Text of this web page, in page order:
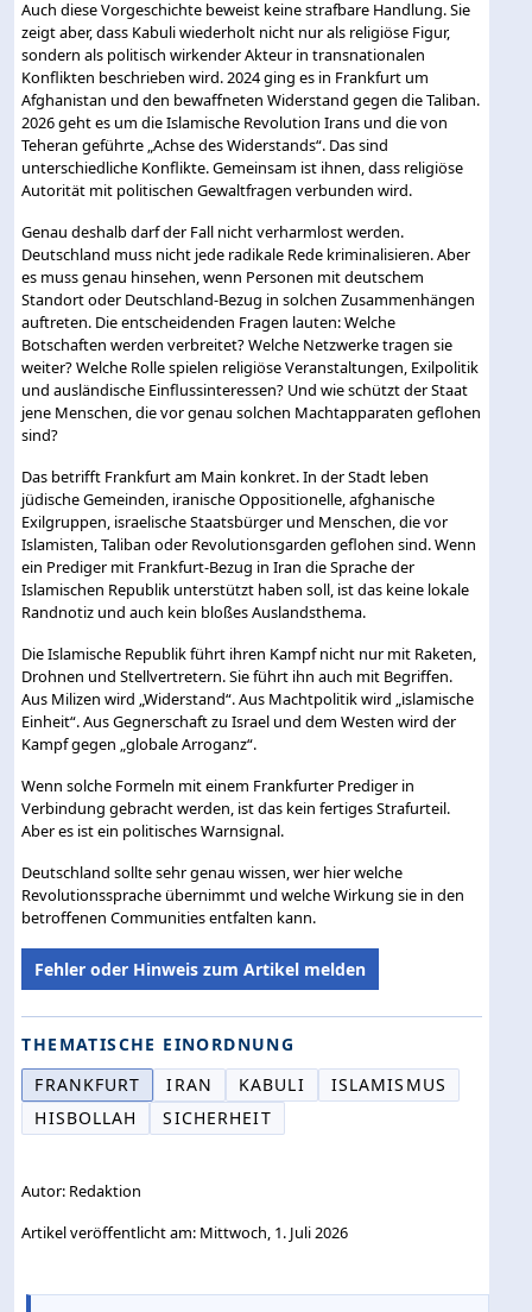
Auch diese Vorgeschichte beweist keine strafbare Handlung. Sie
zeigt aber, dass Kabuli wiederholt nicht nur als religiöse Figur,
sondern als politisch wirkender Akteur in transnationalen
Konflikten beschrieben wird. 2024 ging es in Frankfurt um
Afghanistan und den bewaffneten Widerstand gegen die Taliban.
2026 geht es um die Islamische Revolution Irans und die von
Teheran geführte „Achse des Widerstands“. Das sind
unterschiedliche Konflikte. Gemeinsam ist ihnen, dass religiöse
Autorität mit politischen Gewaltfragen verbunden wird.
Genau deshalb darf der Fall nicht verharmlost werden.
Deutschland muss nicht jede radikale Rede kriminalisieren. Aber
es muss genau hinsehen, wenn Personen mit deutschem
Standort oder Deutschland-Bezug in solchen Zusammenhängen
auftreten. Die entscheidenden Fragen lauten: Welche
Botschaften werden verbreitet? Welche Netzwerke tragen sie
weiter? Welche Rolle spielen religiöse Veranstaltungen, Exilpolitik
und ausländische Einflussinteressen? Und wie schützt der Staat
jene Menschen, die vor genau solchen Machtapparaten geflohen
sind?
Das betrifft Frankfurt am Main konkret. In der Stadt leben
jüdische Gemeinden, iranische Oppositionelle, afghanische
Exilgruppen, israelische Staatsbürger und Menschen, die vor
Islamisten, Taliban oder Revolutionsgarden geflohen sind. Wenn
ein Prediger mit Frankfurt-Bezug in Iran die Sprache der
Islamischen Republik unterstützt haben soll, ist das keine lokale
Randnotiz und auch kein bloßes Auslandsthema.
Die Islamische Republik führt ihren Kampf nicht nur mit Raketen,
Drohnen und Stellvertretern. Sie führt ihn auch mit Begriffen.
Aus Milizen wird „Widerstand“. Aus Machtpolitik wird „islamische
Einheit“. Aus Gegnerschaft zu Israel und dem Westen wird der
Kampf gegen „globale Arroganz“.
Wenn solche Formeln mit einem Frankfurter Prediger in
Verbindung gebracht werden, ist das kein fertiges Strafurteil.
Aber es ist ein politisches Warnsignal.
Deutschland sollte sehr genau wissen, wer hier welche
Revolutionssprache übernimmt und welche Wirkung sie in den
betroffenen Communities entfalten kann.
Fehler oder Hinweis zum Artikel melden
THEMATISCHE EINORDNUNG
FRANKFURT
IRAN KABULI
ISLAMISMUS
HISBOLLAH
SICHERHEIT
Autor: Redaktion
Artikel veröffentlicht am: Mittwoch, 1. Juli 2026